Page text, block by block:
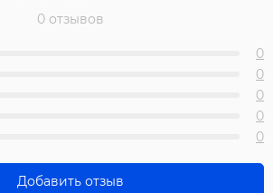
0 отзывов
0
0
0
0
0
Добавить отзыв